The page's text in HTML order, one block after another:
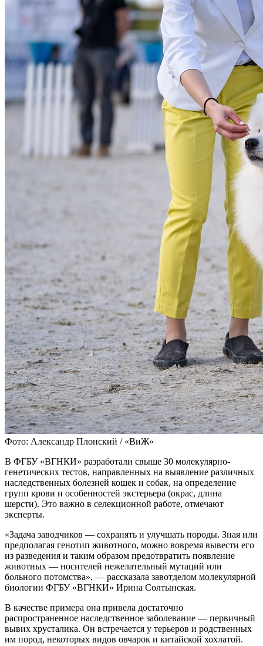
Фото: Александр Плонский / «ВиЖ»
В ФГБУ «ВГНКИ» разработали свыше 30 молекулярно-
генетических тестов, направленных на выявление различных
наследственных болезней кошек и собак, на определение
групп крови и особенностей экстерьера (окрас, длина
шерсти). Это важно в селекционной работе, отмечают
эксперты.
«Задача заводчиков — сохранять и улучшать породы. Зная или
предполагая генотип животного, можно вовремя вывести его
из разведения и таким образом предотвратить появление
животных — носителей нежелательный мутаций или
больного потомства», — рассказала завотделом молекулярной
биологии ФГБУ «ВГНКИ» Ирина Солтынская.
В качестве примера она привела достаточно
распространенное наследственное заболевание — первичный
вывих хрусталика. Он встречается у терьеров и родственных
им пород, некоторых видов овчарок и китайской хохлатой.